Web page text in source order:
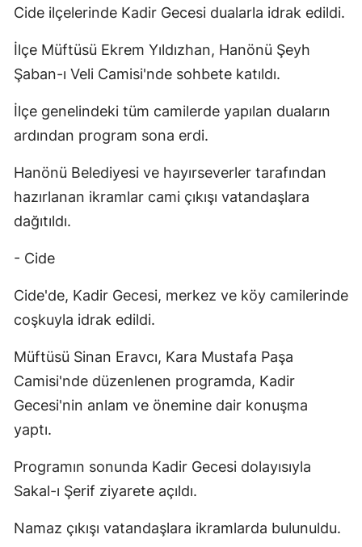
Çankırı
Çorum
Denizli
Diyarbakır
Elazığ
Erzincan
Gaziantep
Gümüşhane
Hakkari
Isparta
İstanbul
Cide ilçelerinde Kadir Gecesi dualarla idrak edildi.
İlçe Müftüsü Ekrem Yıldızhan, Hanönü Şeyh
Şaban-ı Veli Camisi'nde sohbete katıldı.
İlçe genelindeki tüm camilerde yapılan duaların
ardından program sona erdi.
Hanönü Belediyesi ve hayırseverler tarafından
hazırlanan ikramlar cami çıkışı vatandaşlara
dağıtıldı.
- Cide
Cide'de, Kadir Gecesi, merkez ve köy camilerinde
coşkuyla idrak edildi.
Müftüsü Sinan Eravcı, Kara Mustafa Paşa
Camisi'nde düzenlenen programda, Kadir
Gecesi'nin anlam ve önemine dair konuşma
yaptı.
Programın sonunda Kadir Gecesi dolayısıyla
Sakal-ı Şerif ziyarete açıldı.
Namaz çıkışı vatandaşlara ikramlarda bulunuldu.